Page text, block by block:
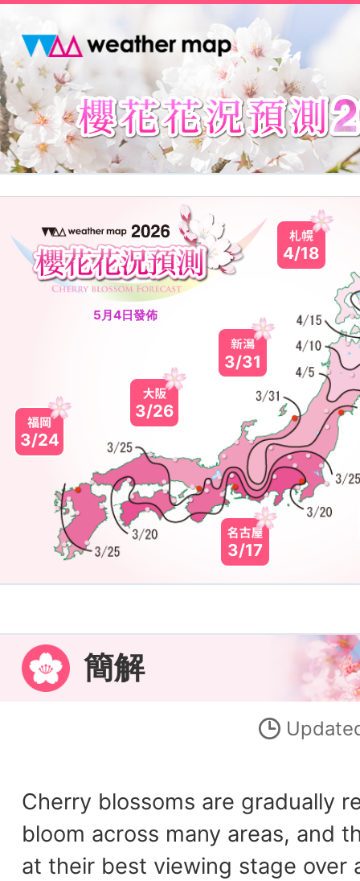
5月4日發佈
4/18
3/31
3/17
3/26
3/24
簡解
Cherry blossoms are gradually
bloom across many areas, and
at their best viewing stage over